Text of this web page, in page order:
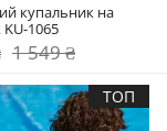
купальник на
KU-1065
1 549 ₴
ТОП